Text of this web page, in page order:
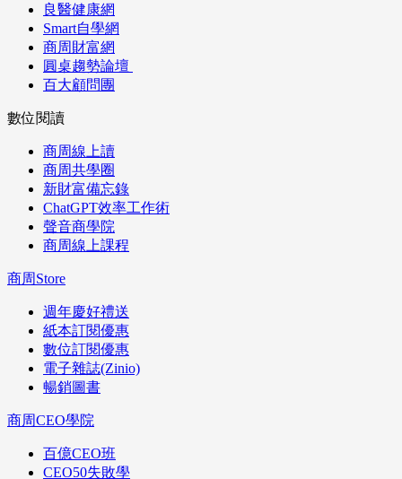
良醫健康網
Smart自學網
商周財富網
圓桌趨勢論壇
百大顧問團
數位閱讀
商周線上讀
商周共學圈
新財富備忘錄
ChatGPT效率工作術
聲音商學院
商周線上課程
商周Store
週年慶好禮送
紙本訂閱優惠
數位訂閱優惠
電子雜誌(Zinio)
暢銷圖書
商周CEO學院
百億CEO班
CEO50失敗學